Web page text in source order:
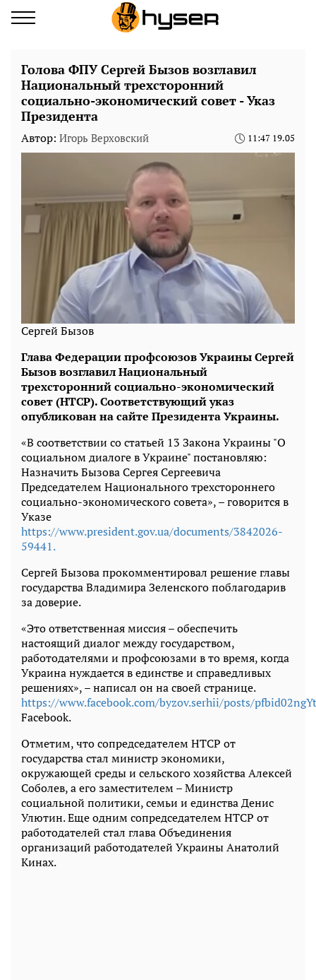
Голова ФПУ Сергей Бызов возглавил
Национальный трехсторонний
социально-экономический совет - Указ
Президента
Автор: Игорь Верховский 11:47 19.05
Сергей Бызов
Глава Федерации профсоюзов Украины Сергей
Бызов возглавил Национальный
трехсторонний социально-экономический
совет (НТСР). Соответствующий указ
опубликован на сайте Президента Украины.
«В соответствии со статьей 13 Закона Украины "О
социальном диалоге в Украине" постановляю:
Назначить Бызова Сергея Сергеевича
Председателем Национального трехстороннего
социально-экономического совета», – говорится в
Указе
https://www.president.gov.ua/documents/3842026-
59441.
Сергей Бызова прокомментировал решение главы
государства Владимира Зеленского поблагодарив
за доверие.
«Это ответственная миссия – обеспечить
настоящий диалог между государством,
работодателями и профсоюзами в то время, когда
Украина нуждается в единстве и справедливых
решениях», – написал он на своей странице.
https://www.facebook.com/byzov.serhii/posts/
Facebook.
Отметим, что сопредседателем НТСР от
государства стал министр экономики,
окружающей среды и сельского хозяйства Алексей
Соболев, а его заместителем – Министр
социальной политики, семьи и единства Денис
Улютин. Еще одним сопредседателем НТСР от
работодателей стал глава Объединения
организаций работодателей Украины Анатолий
Кинах.